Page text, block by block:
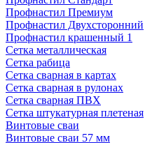
Профнастил Премиум
Профнастил Двухсторонний
Профнастил крашенный 1
Сетка металлическая
Сетка рабица
Сетка сварная в картах
Сетка сварная в рулонах
Сетка сварная ПВХ
Сетка штукатурная плетеная
Винтовые сваи
Винтовые сваи 57 мм